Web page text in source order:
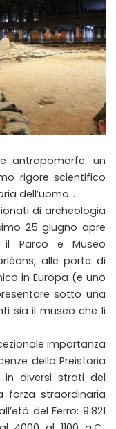
antropomorfe: un
rigore scientifico
dell’uomo…
di archeologia
25 giugno apre
Parco e Museo
alle porte di
in Europa (e uno
sotto una
sia il museo che li
importanza
della Preistoria
in diversi strati del
forza straordinaria
del Ferro: 9.821